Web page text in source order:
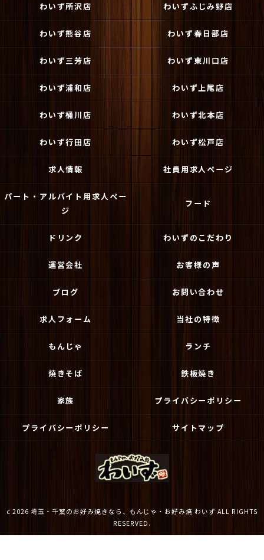
わいず所沢店 わいずふじみ野店
わいず熊谷店 わいず春日部店
わいず三芳店 わいず東川口店
わいず浦和店 わいず上尾店
わいず桶川店 わいず北本店
わいず行田店 わいず松戸店
求人情報 社員用求人ページ
パート・アルバイト用求人ペー
ジ
フード
ドリンク わいずのこだわり
運営会社 お客様の声
ブログ お問い合わせ
求人フォーム 当社の特徴
もんじゃ ランチ
焼きそば 鉄板焼き
家族 プライバシーポリシー
プライバシーポリシー サイトマップ
c 2026 埼玉・千葉のお好み焼きなら、もんじゃ・お好み焼 わいず ALL RIGHTS
RESERVED.